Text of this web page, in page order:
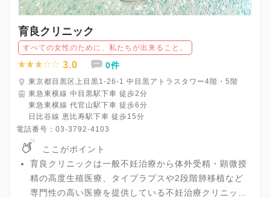
育良クリニック
すべての女性のために、私たちが出来ること。
3.0 0件
東京都目黒区上目黒1-26-1 中目黒アトラスタワー4階・5階
東急東横線 中目黒駅下車 徒歩2分
東急東横線 代官山駅下車 徒歩6分
日比谷線 恵比寿駅下車 徒歩15分
電話番号： 03-3792-4103
ここがポイント
育良クリニックは一般不妊治療から体外受精・顕微授
精の高度生殖医療、タイプラプスや2段階肺移植など
専門性の高い医療を提供している不妊治療クリニック